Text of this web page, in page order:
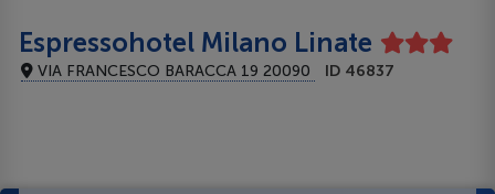
Espressohotel Milano Linate
VIA FRANCESCO BARACCA 19 20090 ID 46837